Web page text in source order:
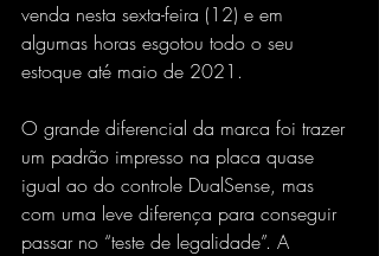
venda nesta sexta-feira (12) e em
algumas horas esgotou todo o seu
estoque até maio de 2021.
O grande diferencial da marca foi trazer
um padrão impresso na placa quase
igual ao do controle DualSense, mas
com uma leve diferença para conseguir
passar no “teste de legalidade”. A